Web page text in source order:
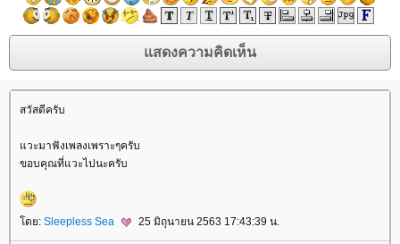
สวัสดีครับ
วะมาฟังเพลงเพราะๆครับ
ขอบคุณที่แวะไปนะครับ
ดย: Sleepless Sea 25 มิถุนายน 2563 17:43:39 น.